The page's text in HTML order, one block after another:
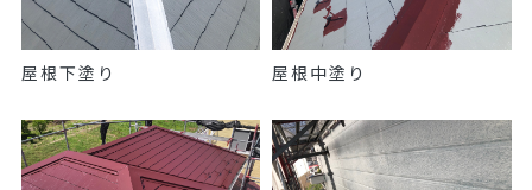
屋根下塗り 屋根中塗り